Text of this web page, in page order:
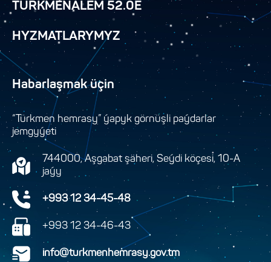
TÜRKMENÄLEM 52.0E
HYZMATLARYMYZ
Habarlaşmak üçin
“Türkmen hemrasy” ýapyk görnüşli paýdarlar
jemgyýeti
744000, Aşgabat şäheri, Seýdi köçesi, 10-A
jaýy
+993 12 34-45-48
+993 12 34-46-43
info@turkmenhemrasy.gov.tm